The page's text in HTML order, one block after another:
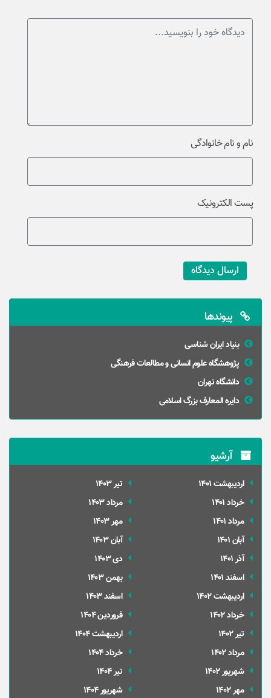
پیوندها
بنیاد ایران شناسی
پژوهشگاه علوم انسانی و مطالعات فرهنگی
دانشگاه تهران
دایره المعارف بزرگ اسلامی
آرشیو
ارديبهشت 1401
خرداد 1401
مرداد 1401
آبان 1401
آذر 1401
اسفند 1401
ارديبهشت 1402
خرداد 1402
تير 1402
مرداد 1402
شهریور 1402
مهر 1402
تير 1403
مرداد 1403
مهر 1403
آبان 1403
دی 1403
بهمن 1403
اسفند 1403
فروردین 1404
ارديبهشت 1404
خرداد 1404
تير 1404
شهریور 1404
نام و نام خانوادگی
پست الکترونیک
ارسال دیدگاه